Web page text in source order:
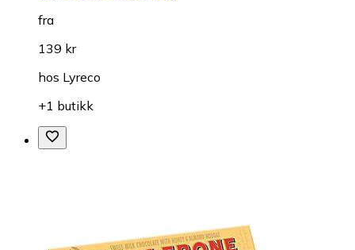
fra
139 kr
hos Lyreco
+1 butikk